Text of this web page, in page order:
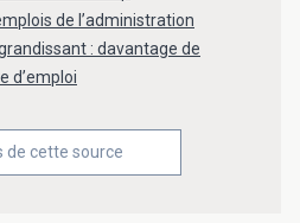
de l’administration
: davantage de
d’emploi
de cette source